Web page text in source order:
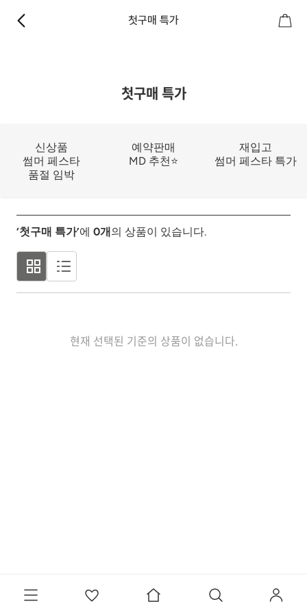
첫구매 특가
첫구매 특가
신상품 예약판매
재입고
썸머 페스타
MD 추천⭐
썸머 페스타 특가
품절 임박
‘첫구매 특가’에 0개의 상품이 있습니다.
현재 선택된 기준의 상품이 없습니다.